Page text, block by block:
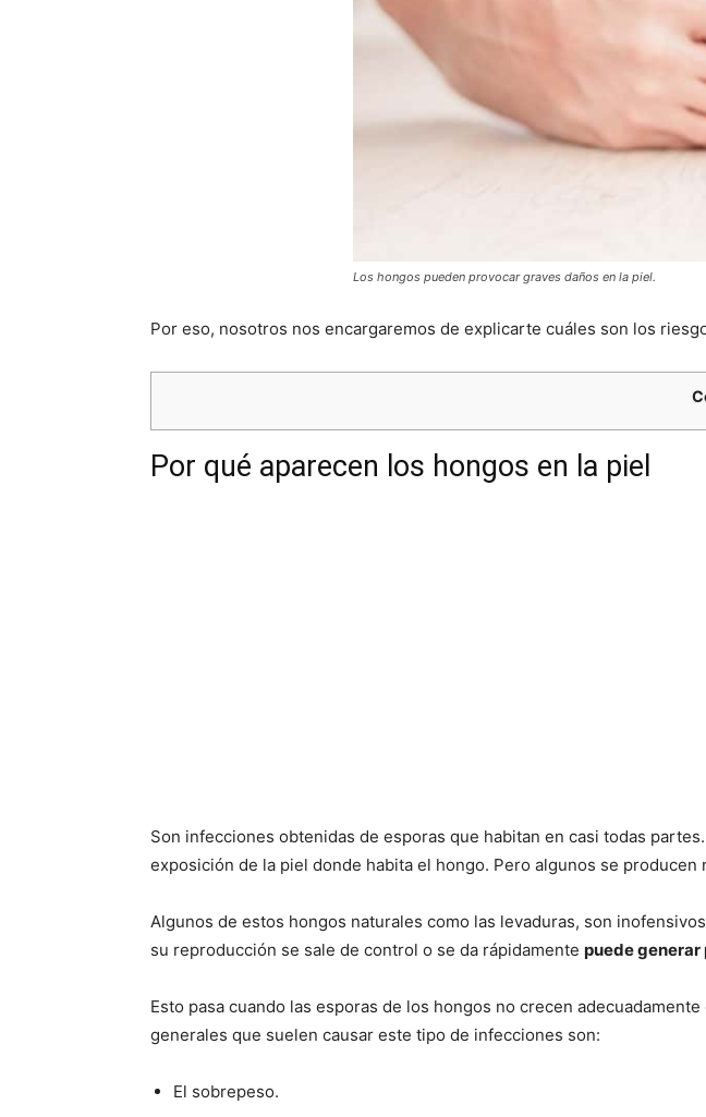
Los hongos pueden provocar graves daños en la piel.
Por eso, nosotros nos encargaremos de explicarte cuáles son los
Por qué aparecen los hongos en la piel
Son infecciones obtenidas de esporas que habitan en casi todas
exposición de la piel donde habita el hongo. Pero algunos se
Algunos de estos hongos naturales como las levaduras, son
su reproducción se sale de control o se da rápidamente puede generar
Esto pasa cuando las esporas de los hongos no crecen
generales que suelen causar este tipo de infecciones son:
El sobrepeso.